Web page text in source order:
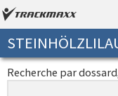
Recherche par